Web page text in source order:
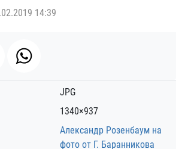
14:39
JPG
1340×937
Александр Розенбаум на
фото от Г. Баранникова